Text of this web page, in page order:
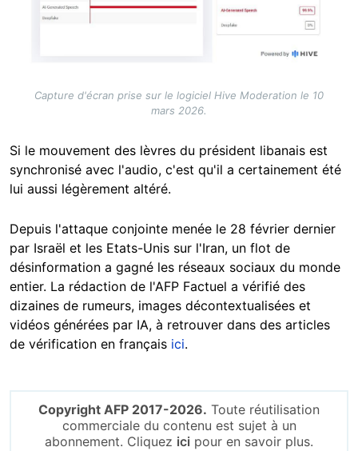
Capture d'écran prise sur le logiciel Hive Moderation le 10
mars 2026.
Si le mouvement des lèvres du président libanais est
synchronisé avec l'audio, c'est qu'il a certainement été
lui aussi légèrement altéré.
Depuis l'attaque conjointe menée le 28 février dernier
par Israël et les Etats-Unis sur l'Iran, un flot de
désinformation a gagné les réseaux sociaux du monde
entier. La rédaction de l'AFP Factuel a vérifié des
dizaines de rumeurs, images décontextualisées et
vidéos générées par IA, à retrouver dans des articles
de vérification en français ici.
Copyright AFP 2017-2026. Toute réutilisation
commerciale du contenu est sujet à un
abonnement. Cliquez ici pour en savoir plus.